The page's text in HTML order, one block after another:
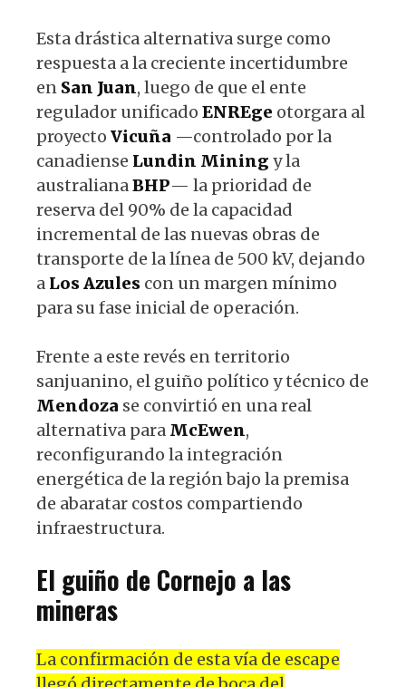
Esta drástica alternativa surge como
respuesta a la creciente incertidumbre
en San Juan, luego de que el ente
regulador unificado ENREge otorgara al
proyecto Vicuña —controlado por la
canadiense Lundin Mining y la
australianaBHP— la prioridad de
reserva del 90% de la capacidad
incremental de las nuevas obras de
transporte de la línea de 500 kV, dejando
a Los Azules con un margen mínimo
para su fase inicial de operación.
Frente a este revés en territorio
sanjuanino, el guiño político y técnico de
Mendoza se convirtió en una real
alternativa para McEwen,
reconfigurando la integración
energética de la región bajo la premisa
de abaratar costos compartiendo
infraestructura.
El guiño de Cornejo a las
mineras
La confirmación de esta vía de escape